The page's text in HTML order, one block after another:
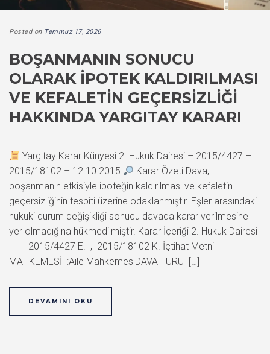
Posted on Temmuz 17, 2026
BOŞANMANIN SONUCU
OLARAK İPOTEK KALDIRILMASI
VE KEFALETIN GEÇERSIZLIĞI
HAKKINDA YARGITAY KARARI
Yargıtay Karar Künyesi 2. Hukuk Dairesi – 2015/4427 –
2015/18102 – 12.10.2015
Karar Özeti Dava,
boşanmanın etkisiyle ipoteğin kaldırılması ve kefaletin
geçersizliğinin tespiti üzerine odaklanmıştır. Eşler arasındaki
hukuki durum değişikliği sonucu davada karar verilmesine
yer olmadığına hükmedilmiştir. Karar İçeriği 2. Hukuk Dairesi
2015/4427 E. , 2015/18102 K. İçtihat Metni
MAHKEMESİ :Aile MahkemesiDAVA TÜRÜ […]
DEVAMINI OKU